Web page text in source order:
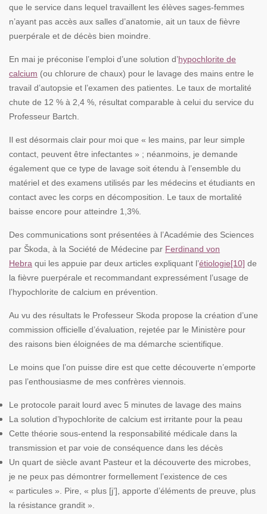
que le service dans lequel travaillent les élèves sages-femmes
n’ayant pas accès aux salles d’anatomie, ait un taux de fièvre
puerpérale et de décès bien moindre.
En mai je préconise l’emploi d’une solution d’hypochlorite de
calcium (ou chlorure de chaux) pour le lavage des mains entre le
travail d’autopsie et l’examen des patientes. Le taux de mortalité
chute de 12 % à 2,4 %, résultat comparable à celui du service du
Professeur Bartch.
Il est désormais clair pour moi que « les mains, par leur simple
contact, peuvent être infectantes » ; néanmoins, je demande
également que ce type de lavage soit étendu à l’ensemble du
matériel et des examens utilisés par les médecins et étudiants en
contact avec les corps en décomposition. Le taux de mortalité
baisse encore pour atteindre 1,3%.
Des communications sont présentées à l’Académie des Sciences
par Škoda, à la Société de Médecine par Ferdinand von
Hebra qui les appuie par deux articles expliquant l’étiologie[10] de
la fièvre puerpérale et recommandant expressément l’usage de
l’hypochlorite de calcium en prévention.
Au vu des résultats le Professeur Skoda propose la création d’une
commission officielle d’évaluation, rejetée par le Ministère pour
des raisons bien éloignées de ma démarche scientifique.
Le moins que l’on puisse dire est que cette découverte n’emporte
pas l’enthousiasme de mes confrères viennois.
Le protocole parait lourd avec 5 minutes de lavage des mains
La solution d’hypochlorite de calcium est irritante pour la peau
Cette théorie sous-entend la responsabilité médicale dans la
transmission et par voie de conséquence dans les décès
Un quart de siècle avant Pasteur et la découverte des microbes,
je ne peux pas démontrer formellement l’existence de ces
« particules ». Pire, « plus [j’], apporte d’éléments de preuve, plus
la résistance grandit ».